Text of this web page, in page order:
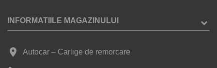
INFORMATIILE MAGAZINULUI
place Autocar – Carlige de remorcare